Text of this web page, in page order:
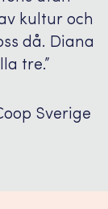
kultur och
då. Diana
tre.”
Sverige